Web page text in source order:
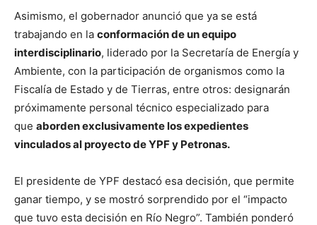
Asimismo, el gobernador anunció que ya se está
trabajando en la conformación de un equipo
interdisciplinario, liderado por la Secretaría de Energía y
Ambiente, con la participación de organismos como la
Fiscalía de Estado y de Tierras, entre otros: designarán
próximamente personal técnico especializado para
que aborden exclusivamente los expedientes
vinculados al proyecto de YPF y Petronas.
El presidente de YPF destacó esa decisión, que permite
ganar tiempo, y se mostró sorprendido por el “impacto
que tuvo esta decisión en Río Negro”. También ponderó